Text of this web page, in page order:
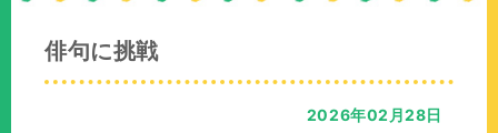
置：
俳句に挑戦
2026年02月28日